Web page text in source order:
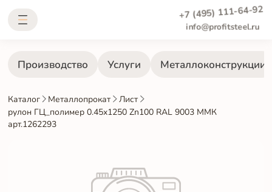
+7 (495) 111-64-92
info@profitsteel.ru
Производство Услуги Металлоконструкции
Каталог Металлопрокат
Лист
рулон ГЦ_полимер 0.45x1250 Zn100 RAL 9003 ММК
арт.1262293